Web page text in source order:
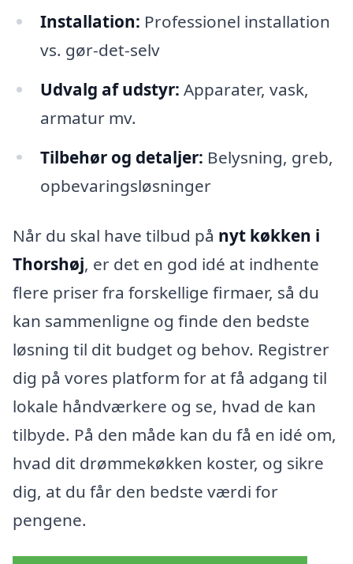
Installation: Professionel installation
vs. gør-det-selv
Udvalg af udstyr: Apparater, vask,
armatur mv.
Tilbehør og detaljer: Belysning, greb,
opbevaringsløsninger
Når du skal have tilbud på nyt køkken i
Thorshøj, er det en god idé at indhente
flere priser fra forskellige firmaer, så du
kan sammenligne og finde den bedste
løsning til dit budget og behov. Registrer
dig på vores platform for at få adgang til
lokale håndværkere og se, hvad de kan
tilbyde. På den måde kan du få en idé om,
hvad dit drømmekøkken koster, og sikre
dig, at du får den bedste værdi for
pengene.